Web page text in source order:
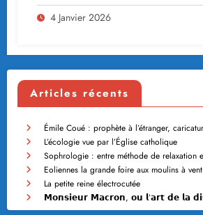
4 Janvier 2026
Articles récents
Émile Coué : prophète à l’étranger,
L’écologie vue par l’Église catholique
Sophrologie : entre méthode de relaxation
Eoliennes la grande foire aux moulins à vent
La petite reine électrocutée
𝗠𝗼𝗻𝘀𝗶𝗲𝘂𝗿 𝗠𝗮𝗰𝗿𝗼𝗻, 𝗼𝘂 𝗹’𝗮𝗿𝘁 𝗱𝗲 𝗹𝗮